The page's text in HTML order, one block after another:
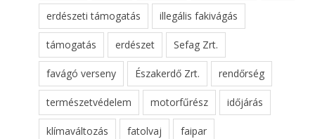
erdészeti támogatás illegális fakivágás
támogatás erdészet Sefag Zrt.
favágó verseny Északerdő Zrt. rendőrség
természetvédelem motorfűrész időjárás
klímaváltozás fatolvaj faipar